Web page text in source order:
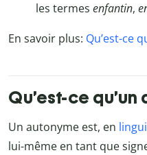
les termes enfantin,
En savoir plus: Qu’est-ce
Qu’est-ce
Un autonyme est, en
lui-même en tant que